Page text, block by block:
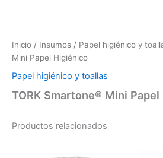
Inicio / Insumos / Papel higiénico y
Mini Papel Higiénico
Papel higiénico y toallas
TORK Smartone® Mini
Productos relacionados